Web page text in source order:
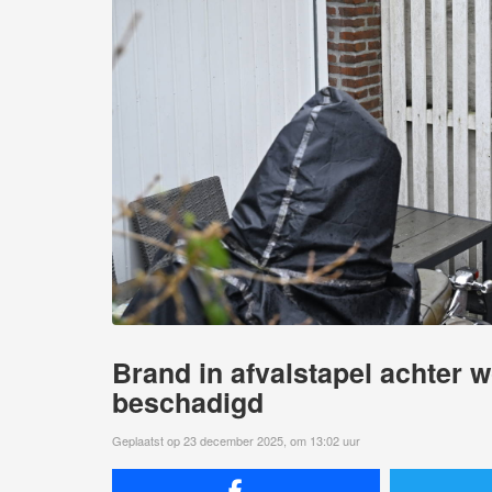
Brand in afvalstapel achter
beschadigd
Geplaatst op 23 december 2025, om 13:02 uur